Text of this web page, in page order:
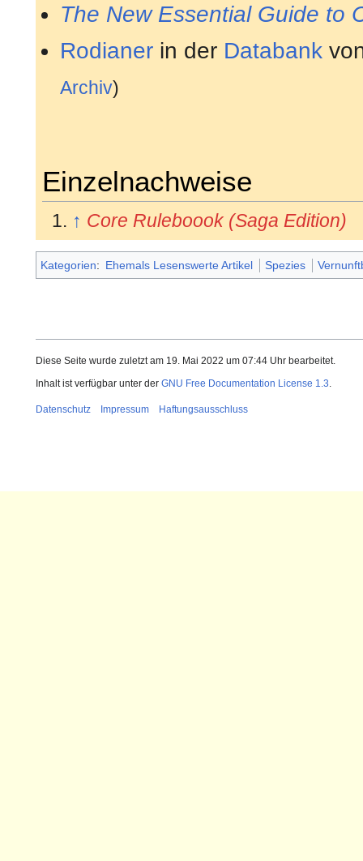
The New Essential Guide to
Rodianer in der Databank
Archiv)
Einzelnachweise
↑ Core Ruleboook (Saga Edition)
Kategorien: Ehemals Lesenswerte Artikel Spezies
Diese Seite wurde zuletzt am 19. Mai 2022 um 07:44 Uhr bearbeitet.
Inhalt ist verfügbar unter der GNU Free Documentation License 1.3.
Datenschutz Impressum Haftungsausschluss